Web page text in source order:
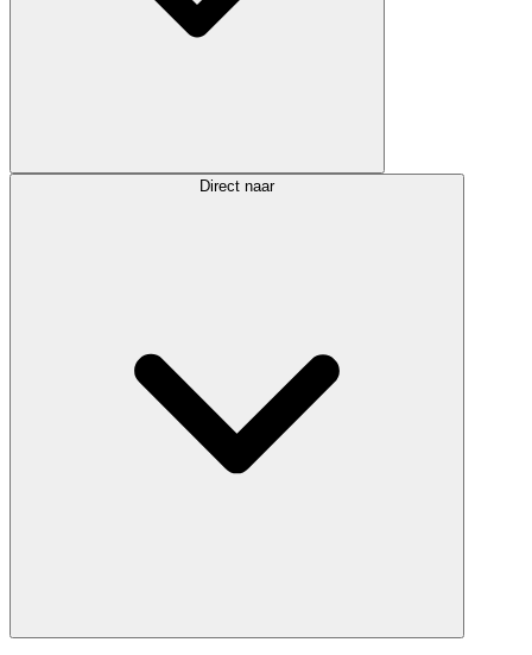
Direct naar